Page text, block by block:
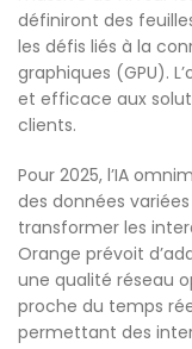
définiront des
les défis liés à la
graphiques (GPU).
et efficace aux
clients.
Pour 2025, l’IA
des données
transformer les
Orange prévoit
une qualité réseau
proche du temps
permettant des